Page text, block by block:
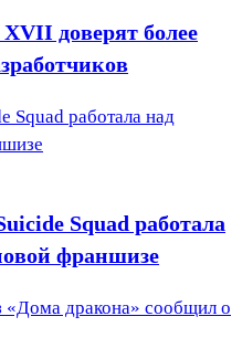
доверят более
работала над
Squad работала
франшизе
«Дома дракона» сообщил о